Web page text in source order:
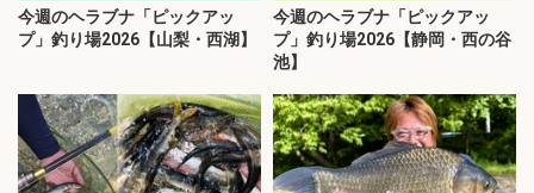
今週のヘラブナ「ピックアッ
プ」釣り場2026【山梨・西湖】
今週のヘラブナ「ピックアッ
プ」釣り場2026【静岡・西の谷
池】